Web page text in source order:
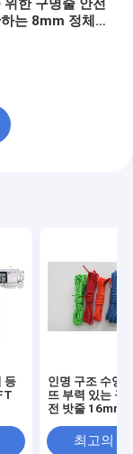
는 8mm 정체되
등
인명 구조 수영
뜨 부력 있는 구
전 밧줄 16mm
최고의